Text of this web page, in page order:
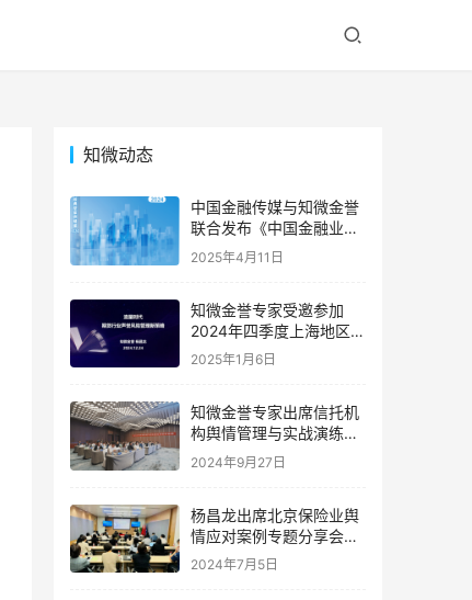
知微动态
中国金融传媒与知微金誉
联合发布《中国金融业声
誉风险典型案例精编
（2024）》，深度解码年
2025年4月11日
知微金誉专家受邀参加
2024年四季度上海地区期
货公司首席风险官联席会
2025年1月6日
知微金誉专家出席信托机
构舆情管理与实战演练高
级研修班 | 专家动态
2024年9月27日
杨昌龙出席北京保险业舆
情应对案例专题分享会并
做专题分享
2024年7月5日